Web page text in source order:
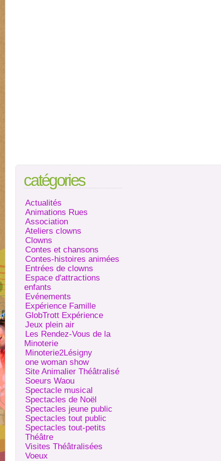
catégories
Actualités
Animations Rues
Association
Ateliers clowns
Clowns
Contes et chansons
Contes-histoires animées
Entrées de clowns
Espace d'attractions
enfants
Evénements
Expérience Famille
GlobTrott Expérience
Jeux plein air
Les Rendez-Vous de la
Minoterie
Minoterie2Lésigny
one woman show
Site Animalier Théâtralisé
Soeurs Waou
Spectacle musical
Spectacles de Noël
Spectacles jeune public
Spectacles tout public
Spectacles tout-petits
Théâtre
Visites Théâtralisées
Voeux